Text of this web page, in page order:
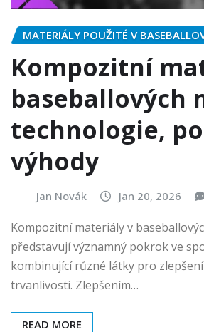
MATERIÁLY POUŽITÉ V
Kompozitní
baseballových
technologie,
výhody
Jan Novák Jan 20, 2026
Kompozitní materiály v
představují významný pokrok ve
kombinující různé látky pro
trvanlivosti. Zlepšením…
READ MORE